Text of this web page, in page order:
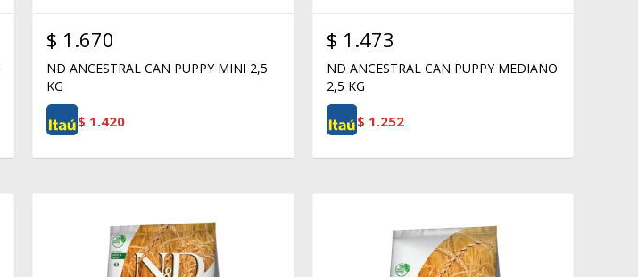
$ 1.670
ND ANCESTRAL CAN PUPPY MINI 2,5
KG
$ 1.420
$ 1.473
ND ANCESTRAL CAN PUPPY MEDIANO
2,5 KG
$ 1.252